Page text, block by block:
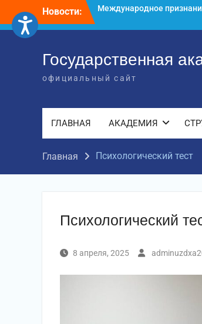
содержимому
Новости:
Международное научное
достижения молодых
Государственная
официальный сайт
ГЛАВНАЯ АКАДЕМИЯ
Главная Психологический тест
Психологический
8 апреля, 2025